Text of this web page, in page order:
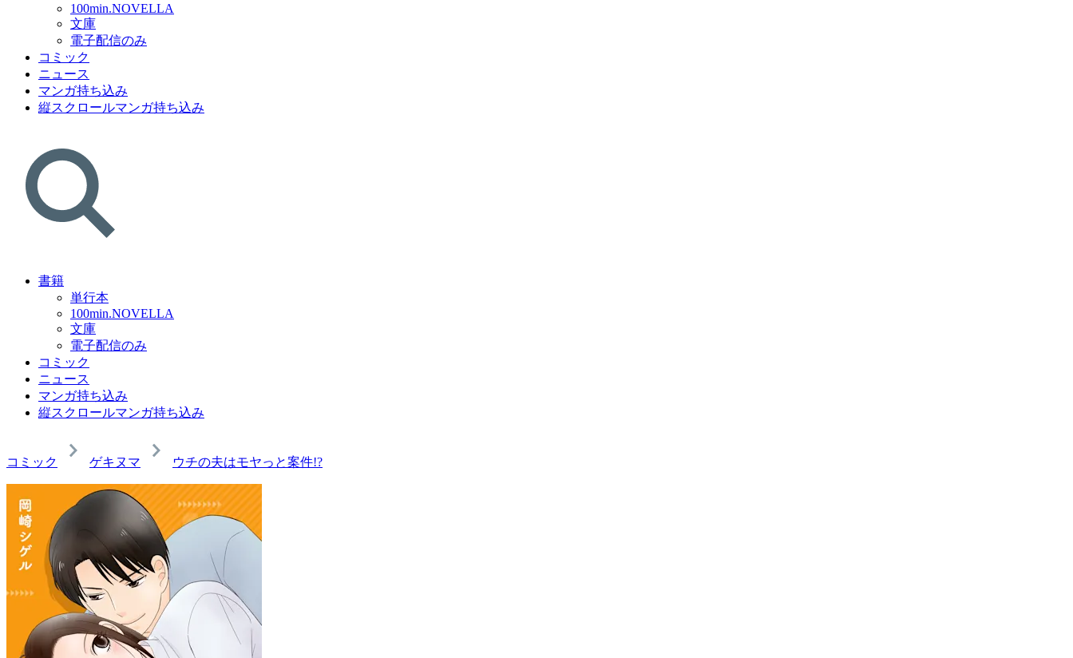
100min.NOVELLA
文庫
電子配信のみ
コミック
ニュース
マンガ持ち込み
縦スクロールマンガ持ち込み
書籍
単行本
100min.NOVELLA
文庫
電子配信のみ
コミック
ニュース
マンガ持ち込み
縦スクロールマンガ持ち込み
コミック ゲキヌマ ウチの夫はモヤっと案件!?